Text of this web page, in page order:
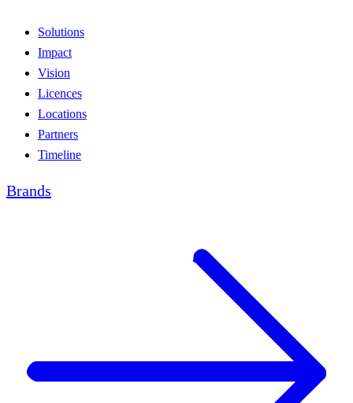
Solutions
Impact
Vision
Licences
Locations
Partners
Timeline
Brands